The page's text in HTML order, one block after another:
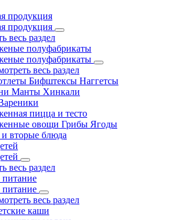
продукция
продукция
весь раздел
полуфабрикаты
полуфабрикаты
весь раздел
Бифштексы Наггетсы
Манты Хинкали
пицца и тесто
овощи Грибы Ягоды
вторые блюда
весь раздел
питание
питание
весь раздел
каши